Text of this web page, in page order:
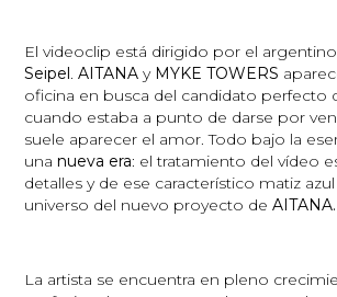
El videoclip está dirigido por el argentino
Seipel .AITANAy MYKE TOWERS
oficina en busca del candidato perfecto
cuando estaba a punto de darse por
suele aparecer el amor. Todo bajo la
unanueva era: el tratamiento del vídeo
detalles y de ese característico matiz
universo del nuevo proyecto deAITANA.
La artista se encuentra en pleno